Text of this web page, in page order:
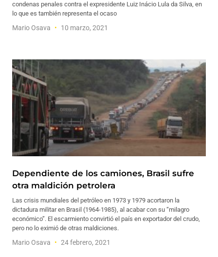
condenas penales contra el expresidente Luiz Inácio Lula da Silva, en
lo que es también representa el ocaso
Mario Osava 10 marzo, 2021
Dependiente de los camiones, Brasil sufre
otra maldición petrolera
Las crisis mundiales del petróleo en 1973 y 1979 acortaron la
dictadura militar en Brasil (1964-1985), al acabar con su “milagro
económico”. El escarmiento convirtió el país en exportador del crudo,
pero no lo eximió de otras maldiciones.
Mario Osava 24 febrero, 2021